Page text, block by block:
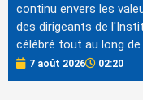
continu envers les
des dirigeants de
célébré tout au long de
7 août 2026 02:20